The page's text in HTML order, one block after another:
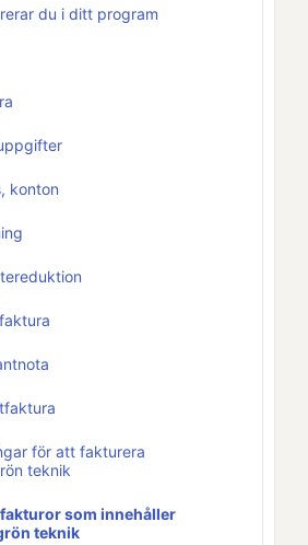
du i ditt program
konton
för att fakturera
teknik
som innehåller
teknik